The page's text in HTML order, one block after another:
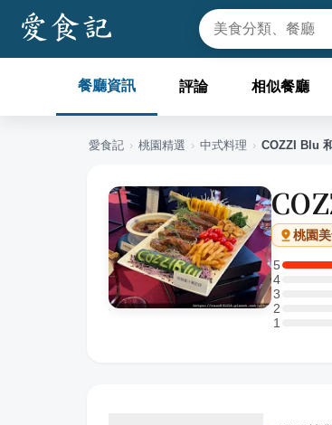
餐廳資訊 評論 相似餐廳
愛食記 › 桃園精選 › 中式料理 › COZZI Blu
桃園
5
5 星：1
4
4 星：0
3
3 星：0
2
2 星：0
11 星：0